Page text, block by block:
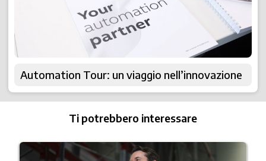
Automation Tour: un viaggio nell’innovazione
Ti potrebbero interessare